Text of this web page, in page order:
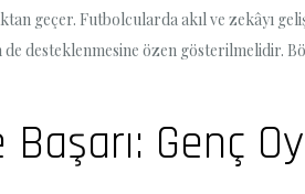
geçer. Futbolcularda akıl ve zekâyı
desteklenmesine özen gösterilmelidir.
Genç